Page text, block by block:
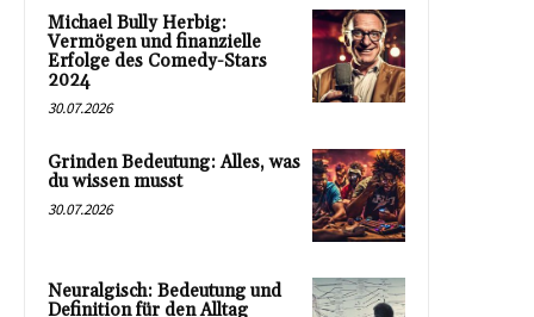
Michael Bully Herbig:
Vermögen und finanzielle
Erfolge des Comedy-Stars
2024
30.07.2026
Grinden Bedeutung: Alles, was
du wissen musst
30.07.2026
Neuralgisch: Bedeutung und
Definition für den Alltag